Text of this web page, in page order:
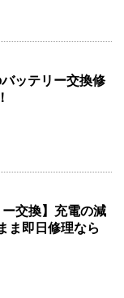
ッテリー交換修
交換】充電の減
ま即日修理なら